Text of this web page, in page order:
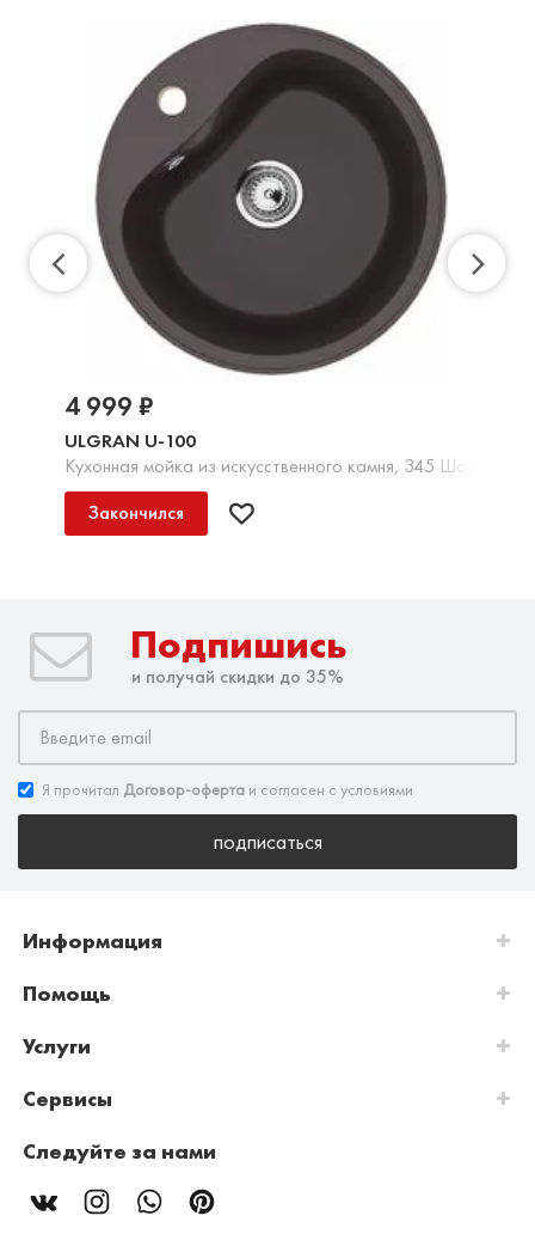
ULGRAN U-100
Кухонная мойка из искусственного камня, 345 Шоколад
4 999 ₽
Закончился
Подпишись
и получай скидки до 35%
Я прочитал Договор-оферта и согласен с условиями
подписаться
Информация
Помощь
Услуги
Сервисы
Следуйте за нами